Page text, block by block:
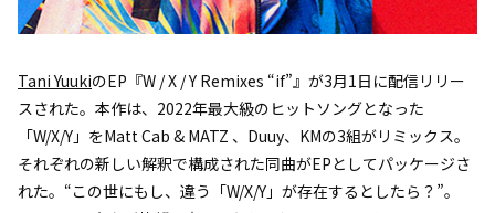
Tani YuukiのEP『W / X / Y Remixes “if”』が3月1日に配信リリー
スされた。本作は、2022年最大級のヒットソングとなった
「W/X/Y」をMatt Cab & MATZ 、Duuy、KMの3組がリミックス。
それぞれの新しい解釈で構成された同曲がEPとしてパッケージさ
れた。“この世にもし、違う「W/X/Y」が存在するとしたら？”。